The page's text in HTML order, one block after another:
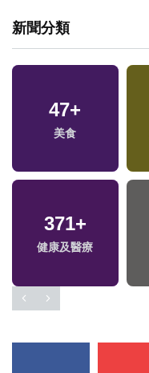
新聞分類
47+
美食
371+
健康及醫療